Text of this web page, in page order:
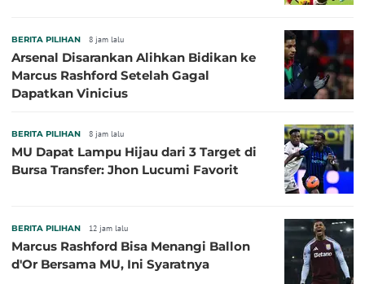
BERITA PILIHAN 8 jam lalu
Arsenal Disarankan Alihkan Bidikan ke
Marcus Rashford Setelah Gagal
Dapatkan Vinicius
BERITA PILIHAN 8 jam lalu
MU Dapat Lampu Hijau dari 3 Target di
Bursa Transfer: Jhon Lucumi Favorit
BERITA PILIHAN 12 jam lalu
Marcus Rashford Bisa Menangi Ballon
d'Or Bersama MU, Ini Syaratnya